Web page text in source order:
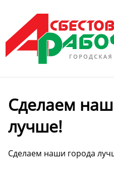
Сделаем
лучше!
Сделаем наши города